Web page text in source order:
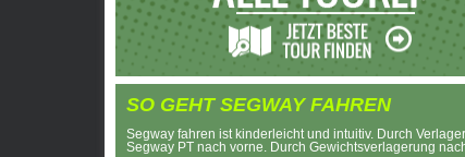
SO GEHT SEGWAY FAHREN
Segway fahren ist kinderleicht und intuitiv. Durch
Segway PT nach vorne. Durch Gewichtsverlagerung